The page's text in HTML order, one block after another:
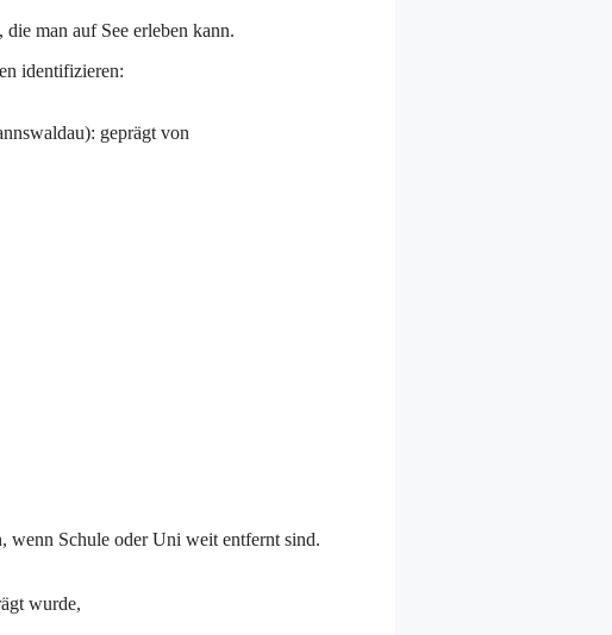
man auf See erleben kann.
identifizieren:
geprägt von
wenn Schule oder Uni weit entfernt sind.
wurde,